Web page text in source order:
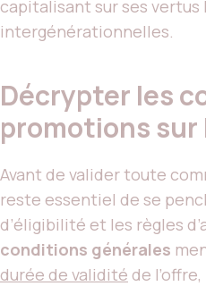
capitalisant sur ses vertus
intergénérationnelles.
Décrypter les
promotions sur
Avant de valider toute
reste essentiel de se
d’éligibilité et les règles
conditions générales
durée de validité de